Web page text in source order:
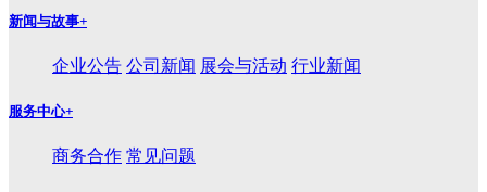
新闻与故事+
企业公告 公司新闻 展会与活动 行业新闻
服务中心+
商务合作 常见问题